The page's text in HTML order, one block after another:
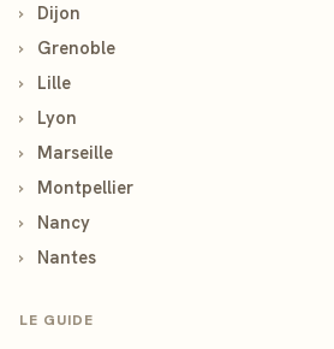
›
Dijon
›
Grenoble
›
Lille
›
Lyon
›
Marseille
›
Montpellier
›
Nancy
›
Nantes
LE GUIDE